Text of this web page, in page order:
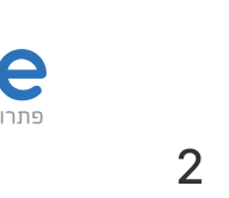
2